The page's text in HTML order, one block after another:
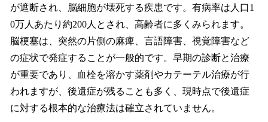
が遮断され、脳細胞が壊死する疾患です。有病率は人口1
0万人あたり約200人とされ、高齢者に多くみられます。
脳梗塞は、突然の片側の麻痺、言語障害、視覚障害など
の症状で発症することが一般的です。早期の診断と治療
が重要であり、血栓を溶かす薬剤やカテーテル治療が行
われますが、後遺症が残ることも多く、現時点で後遺症
に対する根本的な治療法は確立されていません。